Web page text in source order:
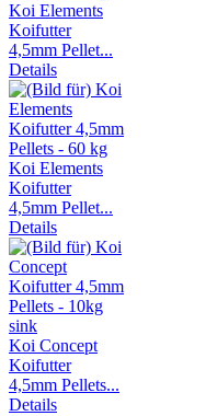
Koi Elements
Koifutter
4,5mm Pellet...
Details
Koi Elements
Koifutter
4,5mm Pellet...
Details
Koi Concept
Koifutter
4,5mm Pellets...
Details